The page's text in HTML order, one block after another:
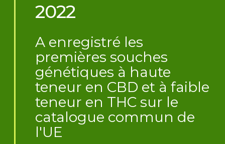
2022
A enregistré les
premières souches
génétiques à haute
teneur en CBD et à faible
teneur en THC sur le
catalogue commun de
l'UE